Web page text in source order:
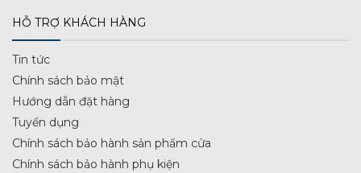
HỖ TRỢ KHÁCH HÀNG
Tin tức
Chính sách bảo mật
Hướng dẫn đặt hàng
Tuyển dụng
Chính sách bảo hành sản phẩm cửa
Chính sách bảo hành phụ kiện